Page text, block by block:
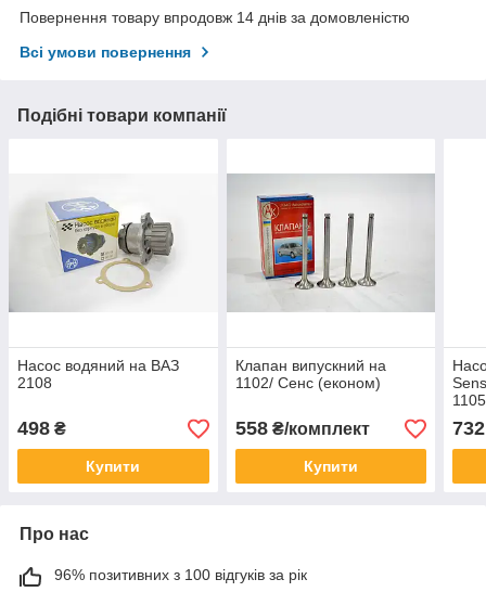
Повернення товару впродовж 14 днів за домовленістю
Всі умови повернення
Подібні товари компанії
Насос водяний на ВАЗ
2108
498 ₴
Купити
Клапан випускний на
1102/ Сенс (економ)
558₴/комплект
Купити
732
Про нас
96% позитивних з 100 відгуків за рік